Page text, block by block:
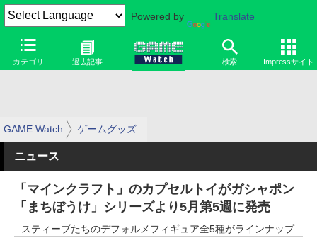
Powered by Translate
カテゴリ 過去記事 検索 Impressサイト
GAME Watch ゲームグッズ
ニュース
「マインクラフト」のカプセルトイがガシャポン
「まちぼうけ」シリーズより5月第5週に発売
スティーブたちのデフォルメフィギュア全5種がラインナップ